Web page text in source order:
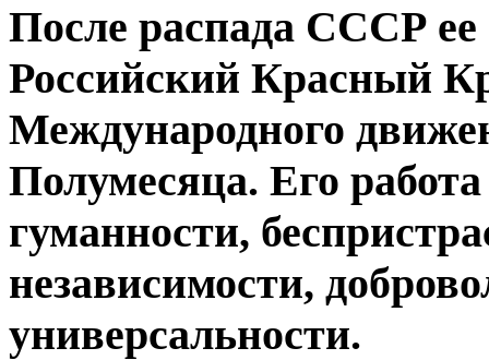
После распада СССР
Российский Красный
Международного
Полумесяца. Его
гуманности,
независимости,
универсальности.